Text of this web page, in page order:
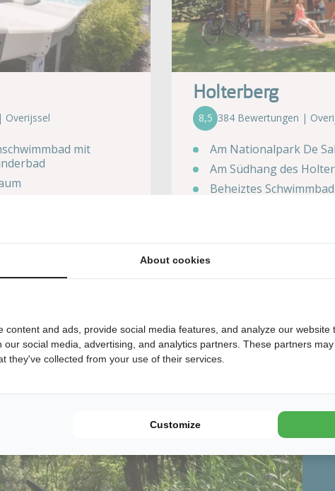
Overijssel
mit
Holterberg
8,5 384 Bewertungen |
Am Nationalpark De
Am Südhang des
Beheiztes Schwimmbad
anzeigen Weniger Campingplätze anzeigen
About cookies
content and ads, provide social media features, and analyze our website
social media, advertising, and analytics partners. These partners
they've collected from your use of their services.
Customize